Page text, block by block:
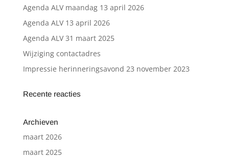
Agenda ALV maandag 13 april 2026
Agenda ALV 13 april 2026
Agenda ALV 31 maart 2025
Wijziging contactadres
Impressie herinneringsavond 23 november 2023
Recente reacties
Archieven
maart 2026
maart 2025